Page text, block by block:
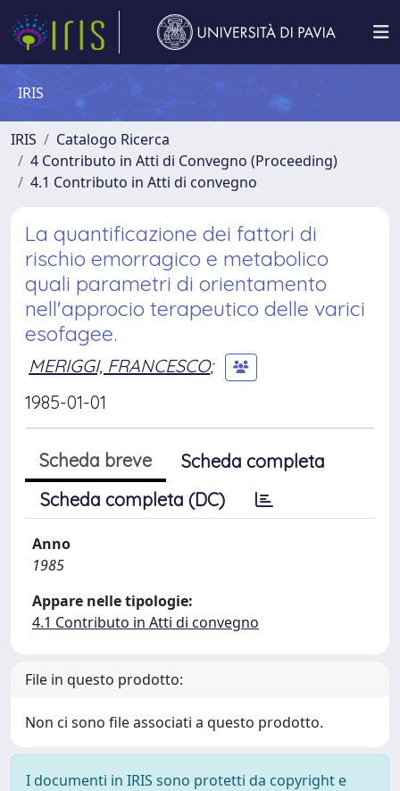
IRIS
IRIS
Catalogo Ricerca
4 Contributo in Atti di Convegno (Proceeding)
4.1 Contributo in Atti di convegno
La quantificazione dei fattori di
rischio emorragico e metabolico
quali parametri di orientamento
nell'approcio terapeutico delle varici
esofagee.
MERIGGI, FRANCESCO;
1985-01-01
Scheda breve
Scheda completa
Scheda completa (DC)
Anno
1985
Appare nelle tipologie:
4.1 Contributo in Atti di convegno
File in questo prodotto:
Non ci sono file associati a questo prodotto.
I documenti in IRIS sono protetti da copyright e